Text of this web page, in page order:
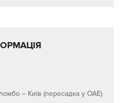
– Київ (пересадка у ОАЕ)